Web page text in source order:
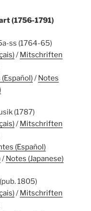
(1756-1791)
ss (1764-65)
/ Mitschriften
/ Notes
(1787)
/ Mitschriften
(Español)
/ Notes (Japanese)
1805)
/ Mitschriften